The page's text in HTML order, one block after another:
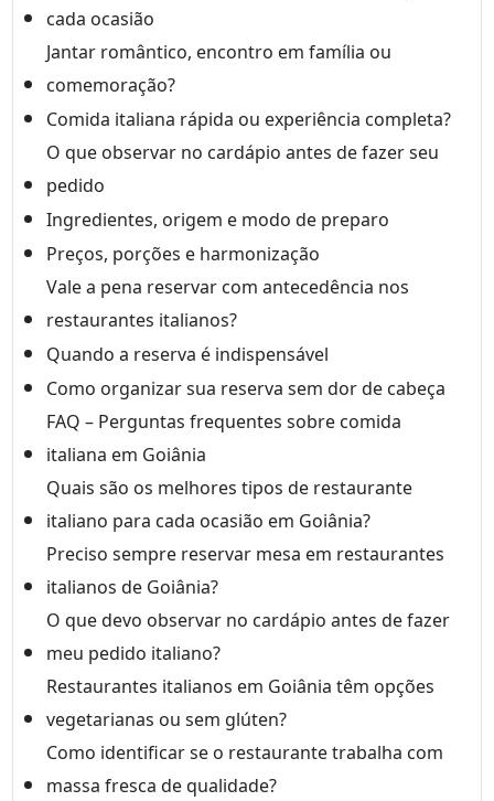
cada ocasião
Jantar romântico, encontro em família ou
comemoração?
Comida italiana rápida ou experiência completa?
O que observar no cardápio antes de fazer seu
pedido
Ingredientes, origem e modo de preparo
Preços, porções e harmonização
Vale a pena reservar com antecedência nos
restaurantes italianos?
Quando a reserva é indispensável
Como organizar sua reserva sem dor de cabeça
FAQ – Perguntas frequentes sobre comida
italiana em Goiânia
Quais são os melhores tipos de restaurante
italiano para cada ocasião em Goiânia?
Preciso sempre reservar mesa em restaurantes
italianos de Goiânia?
O que devo observar no cardápio antes de fazer
meu pedido italiano?
Restaurantes italianos em Goiânia têm opções
vegetarianas ou sem glúten?
Como identificar se o restaurante trabalha com
massa fresca de qualidade?